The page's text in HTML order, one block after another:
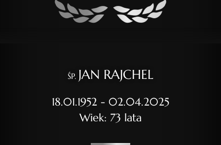
ŚP. JAN RAJCHEL
18.01.1952 - 02.04.2025
Wiek: 73 lata